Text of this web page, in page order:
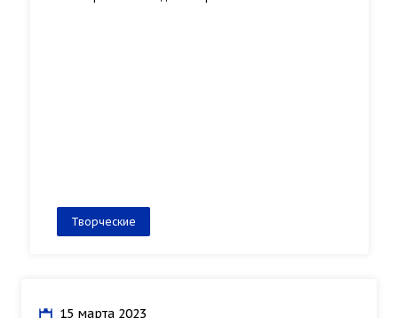
Творческие
15 марта 2023